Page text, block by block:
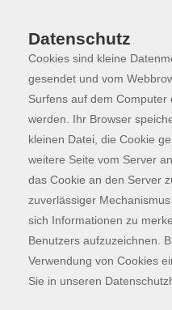
Skip to main content
Programm
Der Kurs konnte nicht
Datenschutz
Cookies sind kleine
gesendet und vom
Surfens auf dem
werden. Ihr Browser
kleinen Datei, die Cookie
weitere Seite vom Server
das Cookie an den Server
zuverlässiger
sich Informationen zu
Benutzers aufzuzeichnen.
Verwendung von Cookies
Sie in unseren